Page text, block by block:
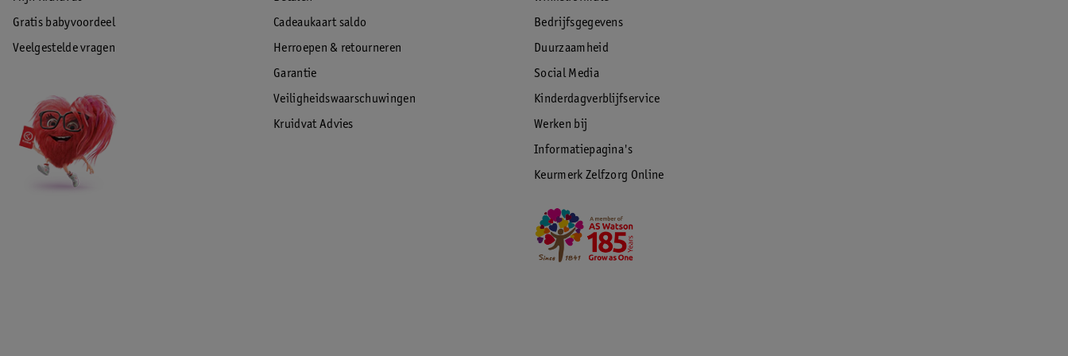
Gratis babyvoordeel
Veelgestelde vragen
Cadeaukaart saldo
Herroepen & retourneren
Garantie
Veiligheidswaarschuwingen
Kruidvat Advies
Bedrijfsgegevens
Duurzaamheid
Social Media
Kinderdagverblijfservice
Werken bij
Informatiepagina's
Keurmerk Zelfzorg Online